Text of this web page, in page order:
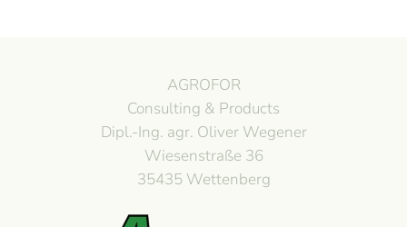
AGROFOR
Consulting & Products
Dipl.-Ing. agr. Oliver Wegener
Wiesenstraße 36
35435 Wettenberg